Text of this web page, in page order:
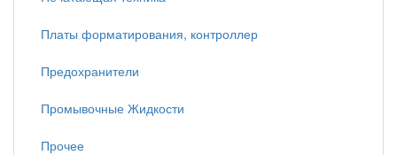
Платы форматирования, контроллер
Предохранители
Промывочные Жидкости
Прочее